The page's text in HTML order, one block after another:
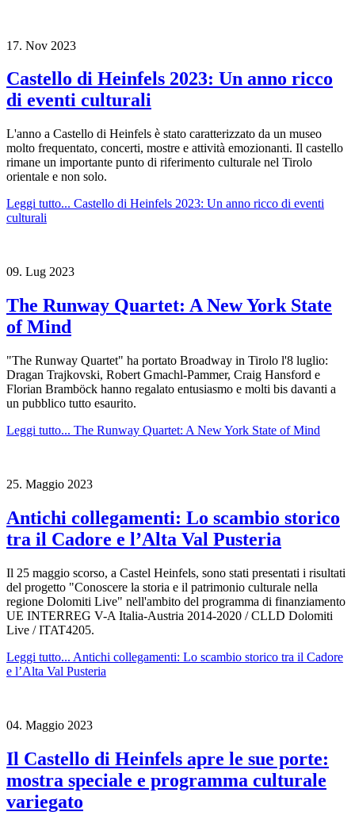
17. Nov 2023
Castello di Heinfels 2023: Un anno ricco
di eventi culturali
L'anno a Castello di Heinfels è stato caratterizzato da un museo
molto frequentato, concerti, mostre e attività emozionanti. Il castello
rimane un importante punto di riferimento culturale nel Tirolo
orientale e non solo.
Leggi tutto... Castello di Heinfels 2023: Un anno ricco di eventi
culturali
09. Lug 2023
The Runway Quartet: A New York State
of Mind
"The Runway Quartet" ha portato Broadway in Tirolo l'8 luglio:
Dragan Trajkovski, Robert Gmachl-Pammer, Craig Hansford e
Florian Bramböck hanno regalato entusiasmo e molti bis davanti a
un pubblico tutto esaurito.
Leggi tutto... The Runway Quartet: A New York State of Mind
25. Maggio 2023
Antichi collegamenti: Lo scambio storico
tra il Cadore e l’Alta Val Pusteria
Il 25 maggio scorso, a Castel Heinfels, sono stati presentati i risultati
del progetto "Conoscere la storia e il patrimonio culturale nella
regione Dolomiti Live" nell'ambito del programma di finanziamento
UE INTERREG V-A Italia-Austria 2014-2020 / CLLD Dolomiti
Live / ITAT4205.
Leggi tutto... Antichi collegamenti: Lo scambio storico tra il Cadore
e l’Alta Val Pusteria
04. Maggio 2023
Il Castello di Heinfels apre le sue porte:
mostra speciale e programma culturale
variegato